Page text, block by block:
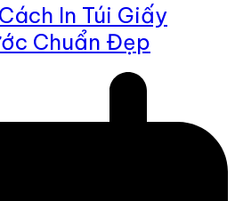
In Túi Giấy
Chuẩn Đẹp